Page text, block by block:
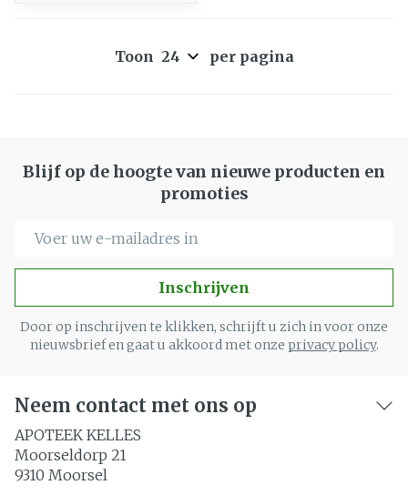
Toon per pagina
Blijf op de hoogte van nieuwe producten en
promoties
Inschrijven
Door op inschrijven te klikken, schrijft u zich in voor onze
nieuwsbrief en gaat u akkoord met onze privacy policy.
Neem contact met ons op
APOTEEK KELLES
Moorseldorp 21
9310 Moorsel